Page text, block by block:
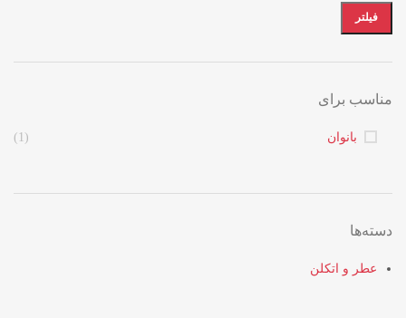
فیلتر
مناسب برای
بانوان (1)
دسته‌ها
عطر و اتکلن